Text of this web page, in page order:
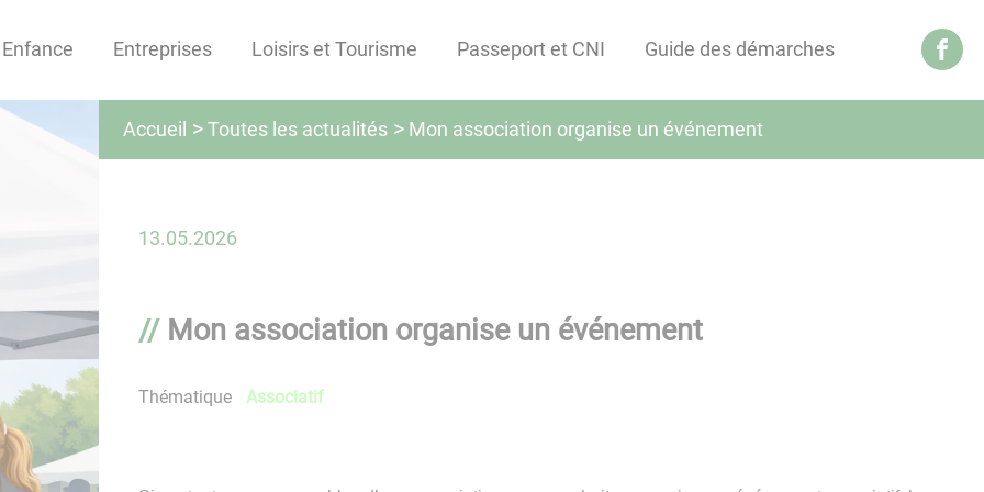
Enfance Entreprises Loisirs et Tourisme Passeport et CNI Guide des démarches
Accueil Toutes les actualités Mon association organise un événement
13.05.2026
Mon association organise un événement
Thématique Associatif